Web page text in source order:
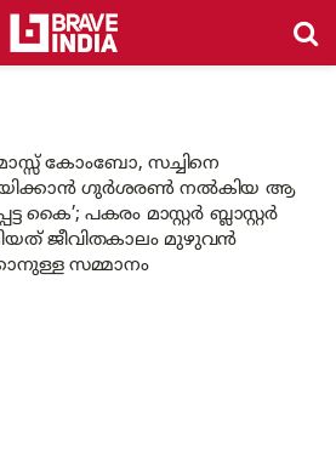
കോംബോ, സച്ചിനെ
ഗുർശരൺ നൽകിയ ആ
കൈ’; പകരം മാസ്റ്റർ ബ്ലാസ്റ്റർ
ജീവിതകാലം മുഴുവൻ
സമ്മാനം